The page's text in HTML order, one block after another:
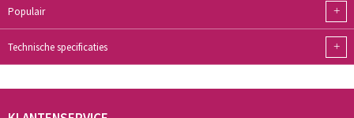
Populair +
Technische specificaties +